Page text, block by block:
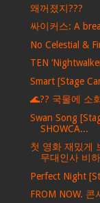
왜꺼졌지???
싸이커스: A
No Celestial &
TEN
Smart [Stage
🌊?? 국물에 소
Swan Song
SHOWCA...
첫 영화 재밌게
무대인사 비
Perfect Night
FROM NOW.